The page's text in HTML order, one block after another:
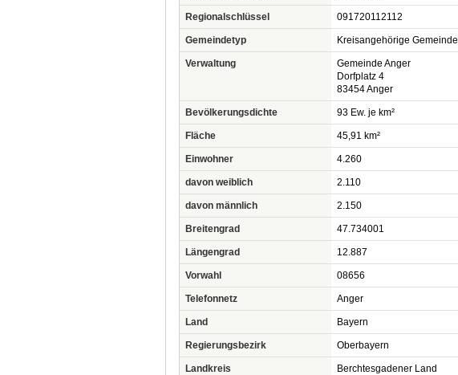
Regionalschlüssel 091720112112
Gemeindetyp Kreisangehörige Gemeinde
Verwaltung
Gemeinde Anger
Dorfplatz 4
83454 Anger
Bevölkerungsdichte 93 Ew. je km²
Fläche 45,91 km²
Einwohner 4.260
davon weiblich 2.110
davon männlich 2.150
Breitengrad 47.734001
Längengrad 12.887
Vorwahl 08656
Telefonnetz Anger
Land Bayern
Regierungsbezirk Oberbayern
Landkreis Berchtesgadener Land